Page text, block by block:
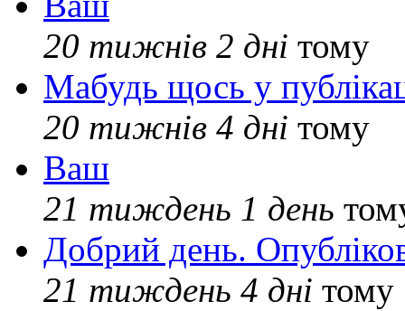
20 тижнів 2 дні тому
Мабудь щось у
20 тижнів 4 дні тому
Ваш
21 тиждень 1 день
Добрий день.
21 тиждень 4 дні тому